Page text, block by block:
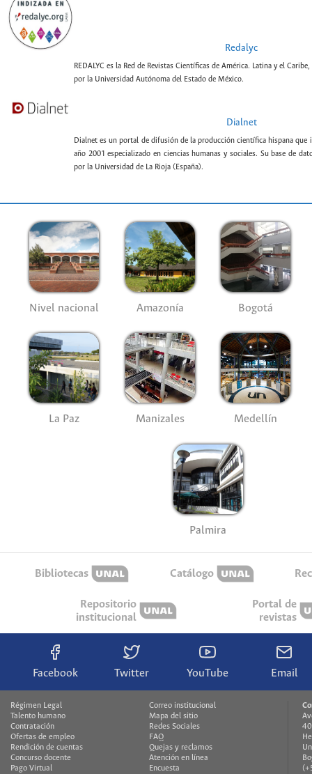
Redalyc
REDALYC es la Red de Revistas Científicas de América. Latina y el
por la Universidad Autónoma del Estado de México.
Dialnet
Dialnet es un portal de difusión de la producción científica hispana
año 2001 especializado en ciencias humanas y sociales. Su base de
por la Universidad de La Rioja (España).
Nivel nacional Amazonía Bogotá
La Paz Manizales Medellín
Palmira
Bibliotecas Catálogo
Repositorio
institucional
Portal de
revistas
Facebook Twitter YouTube Email
Régimen Legal
Talento humano
Contratación
Ofertas de empleo
Rendición de cuentas
Concurso docente
Pago Virtual
Correo institucional
Mapa del sitio
Redes Sociales
FAQ
Quejas y reclamos
Atención en línea
Encuesta